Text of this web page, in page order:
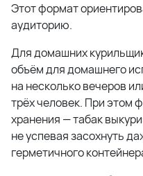
Этот формат
аудиторию.
Для домашних
объём для домашнего
на несколько вечеров
трёх человек. При этом
хранения — табак
не успевая засохнуть
герметичного